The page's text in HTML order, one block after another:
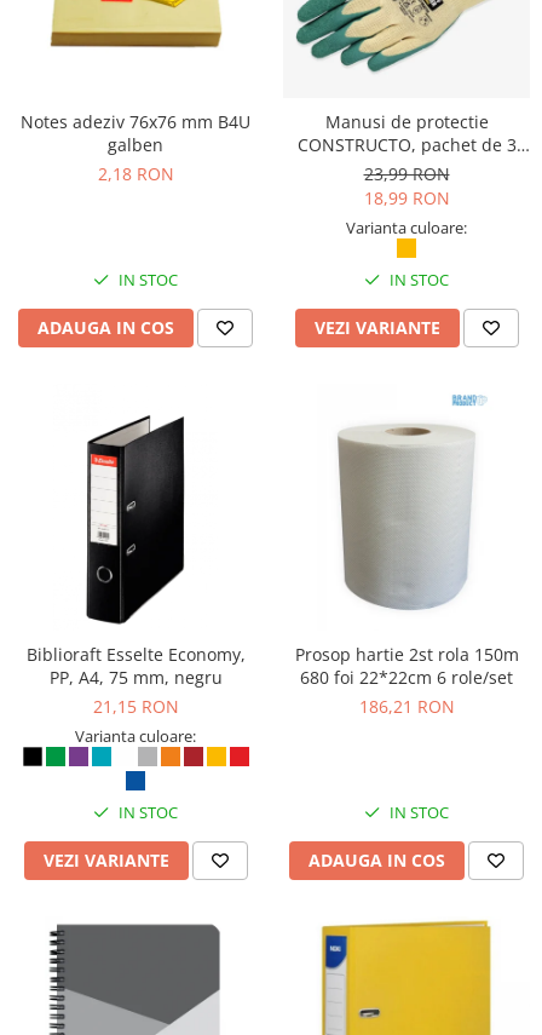
Pantaloni cu pieptar
Hanorace
Impermeabile
Reflectorizante
Incaltaminte de oras si munte
Echipamente medicale
Manusi de protectie
Casti de protectie
Antifoane
Ochelari de protectie si viziere
Masti de protectie respiratorie
Sepci, caciuli si esarfe
Pachete promotionale
Accesorii pentru protectia muncii
Sosete de lucru
Branturi
Diverse accesorii
Articole de unica folosinta
Copii - tricouri si hanorace
Comunicare si prezentare
Flipchart-uri
Sisteme de afisare
Ecrane de proiectie
Accesorii prezentare
Notes adeziv 76x76 mm B4U
galben
2,18 RON
IN STOC
ADAUGA IN COS
Manusi de protectie
CONSTRUCTO, pachet de 3
perechi, Safety Jogger
23,99 RON
18,99 RON
Varianta culoare:
IN STOC
VEZI VARIANTE
Biblioraft Esselte Economy,
PP, A4, 75 mm, negru
21,15 RON
Varianta culoare:
IN STOC
VEZI VARIANTE
Prosop hartie 2st rola 150m
680 foi 22*22cm 6 role/set
186,21 RON
IN STOC
ADAUGA IN COS